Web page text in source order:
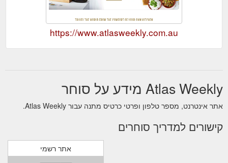
https://www.atlasweekly.com.au
Atlas Weekly מידע על סוחר
אתר אינטרנט, מספר טלפון ופרטי כרטיס מתנה עבור Atlas Weekly.
קישורים למדריך סוחרים
אתר רשמי